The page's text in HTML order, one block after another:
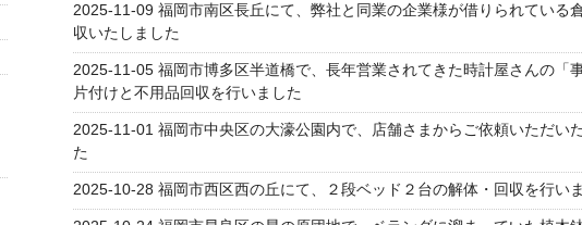
2025-11-09 福岡市南区長丘にて、弊社と同業の企業様が借りられている
収いたしました
2025-11-05 福岡市博多区半道橋で、長年営業されてきた時計屋さんの「
片付けと不用品回収を行いました
2025-11-01 福岡市中央区の大濠公園内で、店舗さまからご依頼いただい
た
2025-10-28 福岡市西区西の丘にて、２段ベッド２台の解体・回収を行い